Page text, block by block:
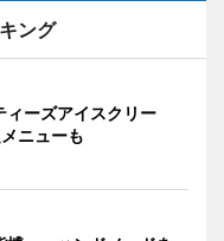
ング
ィーズアイスクリー
ニューも